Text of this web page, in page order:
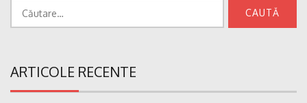
ARTICOLE RECENTE